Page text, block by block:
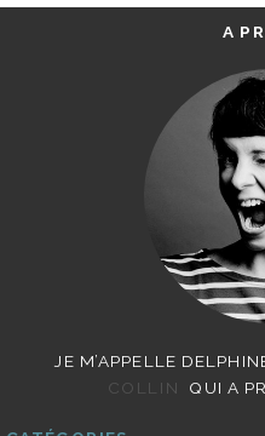
A
JE M’APPELLE
COLLIN
QUI A